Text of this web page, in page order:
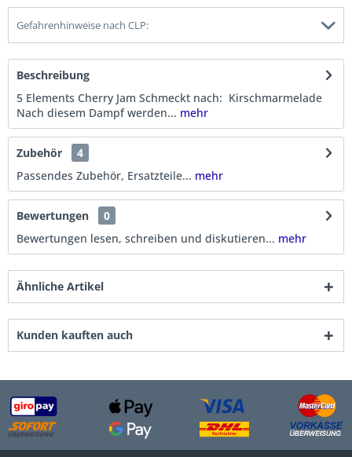
Gefahrenhinweise nach CLP:
Beschreibung
5 Elements Cherry Jam Schmeckt nach: Kirschmarmelade
Nach diesem Dampf werden... mehr
Zubehör
4
Passendes Zubehör, Ersatzteile... mehr
Bewertungen
0
Bewertungen lesen, schreiben und diskutieren... mehr
Ähnliche Artikel
Kunden kauften auch